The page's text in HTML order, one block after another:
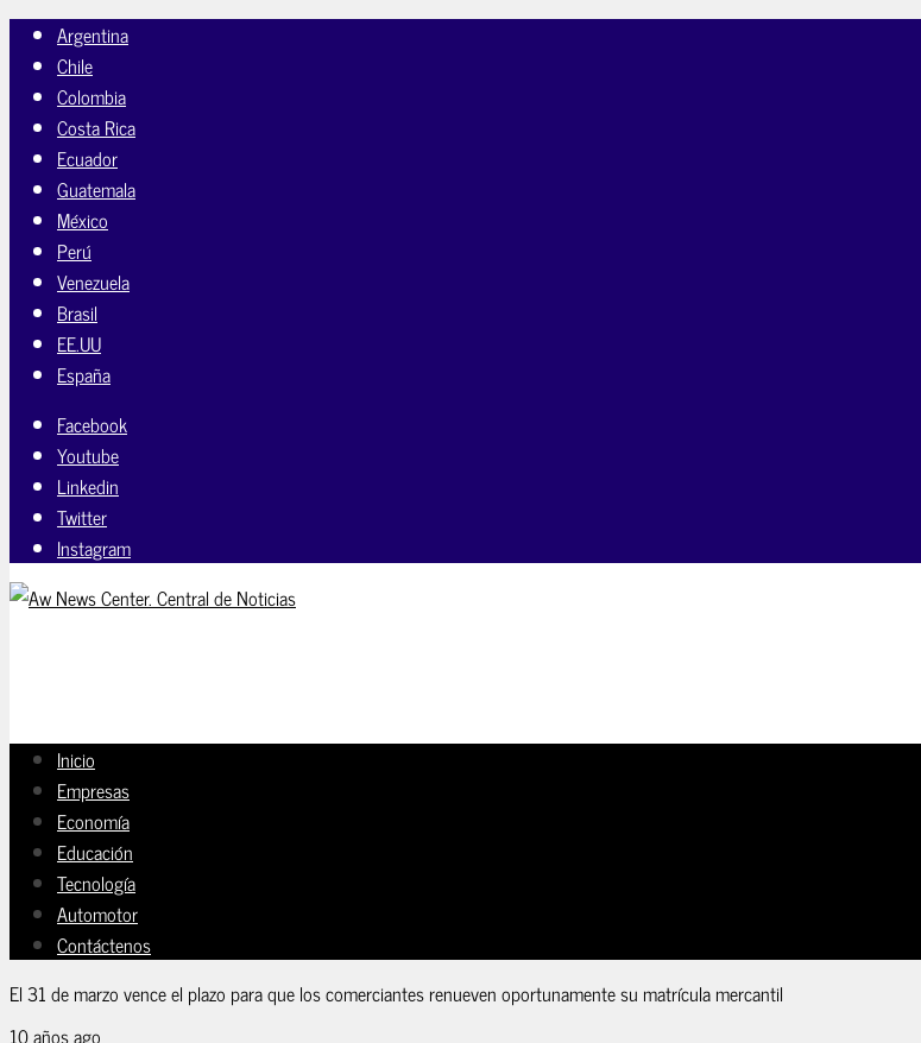
Argentina
Chile
Colombia
Costa Rica
Ecuador
Guatemala
México
Perú
Venezuela
Brasil
EE.UU
España
Facebook
Youtube
Linkedin
Twitter
Instagram
Inicio
Empresas
Economía
Educación
Tecnología
Automotor
Contáctenos
El 31 de marzo vence el plazo para que los comerciantes renueven oportunamente su matrícula mercantil
10 años ago